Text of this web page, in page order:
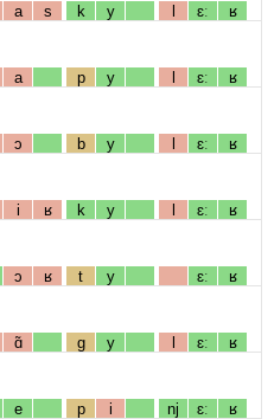
a s k y l ɛː ʁ
a p y l ɛː ʁ
ɔ b y l ɛː ʁ
i ʁ k y l ɛː ʁ
ɔ ʁ t y ɛː ʁ
ɑ̃ g y l ɛː ʁ
e p i nj ɛː ʁ